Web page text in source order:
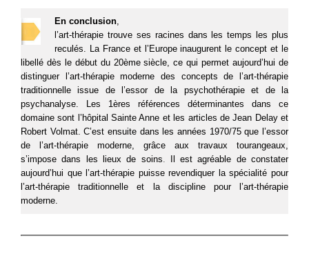
En conclusion
l’art-thérapie trouve ses racines dans les temps les plus
reculés. La France et l’Europe inaugurent le concept et le
libellé dès le début du 20ème siècle, ce qui permet aujourd’hui de
distinguer l’art-thérapie moderne des concepts de l’art-thérapie
traditionnelle issue de l’essor de la psychothérapie et de la
psychanalyse. Les 1ères références déterminantes dans ce
domaine sont l’hôpital Sainte Anne et les articles de Jean Delay et
Robert Volmat. C’est ensuite dans les années 1970/75 que l’essor
de l’art-thérapie moderne, grâce aux travaux tourangeaux,
s’impose dans les lieux de soins
Il est agréable de constater
aujourd’hui que l’art-thérapie puisse revendiquer la spécialité pour
l’art-thérapie traditionnelle et la discipline pour l’art-thérapie
moderne.